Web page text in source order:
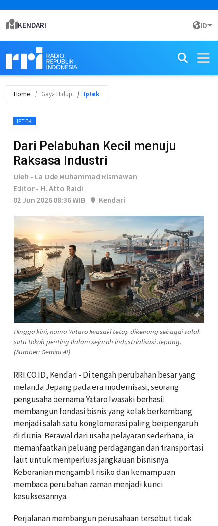
KENDARI ID
Home Gaya Hidup Iptek
IPTEK
Dari Pelabuhan Kecil menuju
Raksasa Industri
Oleh - La Ode Muhammad Rismawan
Editor - H. Atto Raidi
02 Jun 2026 08:36 WIB
Kendari
Hingga kini, nama Yataro Iwasaki tetap dikenang sebagai salah
satu tokoh penting dalam sejarah industrialisasi Jepang.
(Sumber: Gemini AI)
RRI.CO.ID, Kendari - Di tengah perubahan besar yang
melanda Jepang pada era modernisasi, seorang
pengusaha bernama Yataro Iwasaki berhasil
membangun fondasi bisnis yang kelak berkembang
menjadi salah satu konglomerasi paling berpengaruh
di dunia. Berawal dari usaha pelayaran sederhana, ia
memanfaatkan peluang perdagangan dan transportasi
laut untuk memperluas jangkauan bisnisnya.
Keberanian mengambil risiko dan kemampuan
membaca perubahan zaman menjadi kunci
kesuksesannya.
Perjalanan membangun perusahaan tersebut tidak